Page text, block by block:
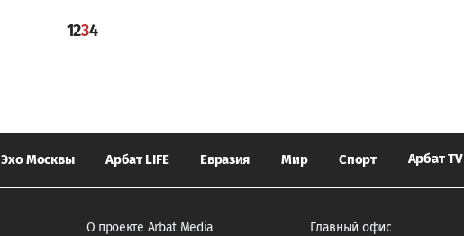
1234
Эхо Москвы Арбат LIFE Евразия Мир Спорт Арбат TV
О проекте Arbat Media
Главный офис